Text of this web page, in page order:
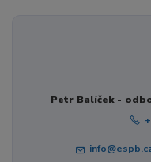
Petr Balíček -